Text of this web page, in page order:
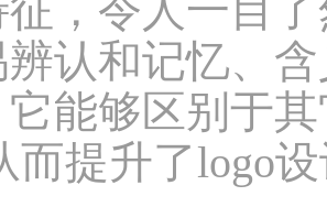
，令人一目
认和记忆、
它能够区别于
而提升了logo